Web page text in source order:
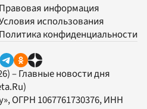
Правовая информация
использования
Политика конфиденциальности
– Главные новости дня
, ОГРН 1067761730376, ИНН